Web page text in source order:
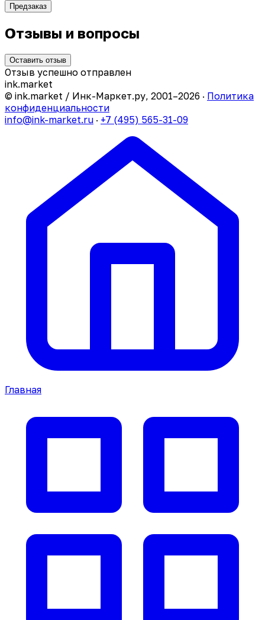
Предзаказ
Отзывы и вопросы
Оставить отзыв
Отзыв успешно отправлен
ink.market
© ink.market / Инк-Маркет.ру, 2001–2026 · Политика
конфиденциальности
info@ink-market.ru · +7 (495) 565-31-09
Главная